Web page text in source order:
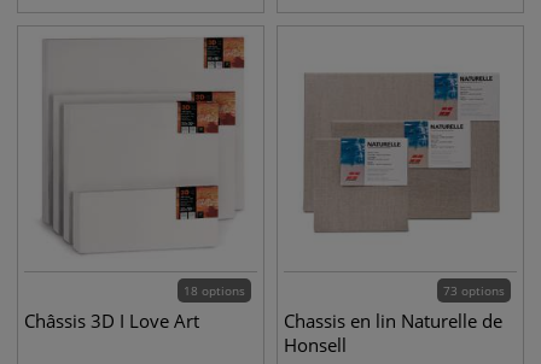
18 options
Châssis 3D I Love Art
73 options
Chassis en lin Naturelle de
Honsell